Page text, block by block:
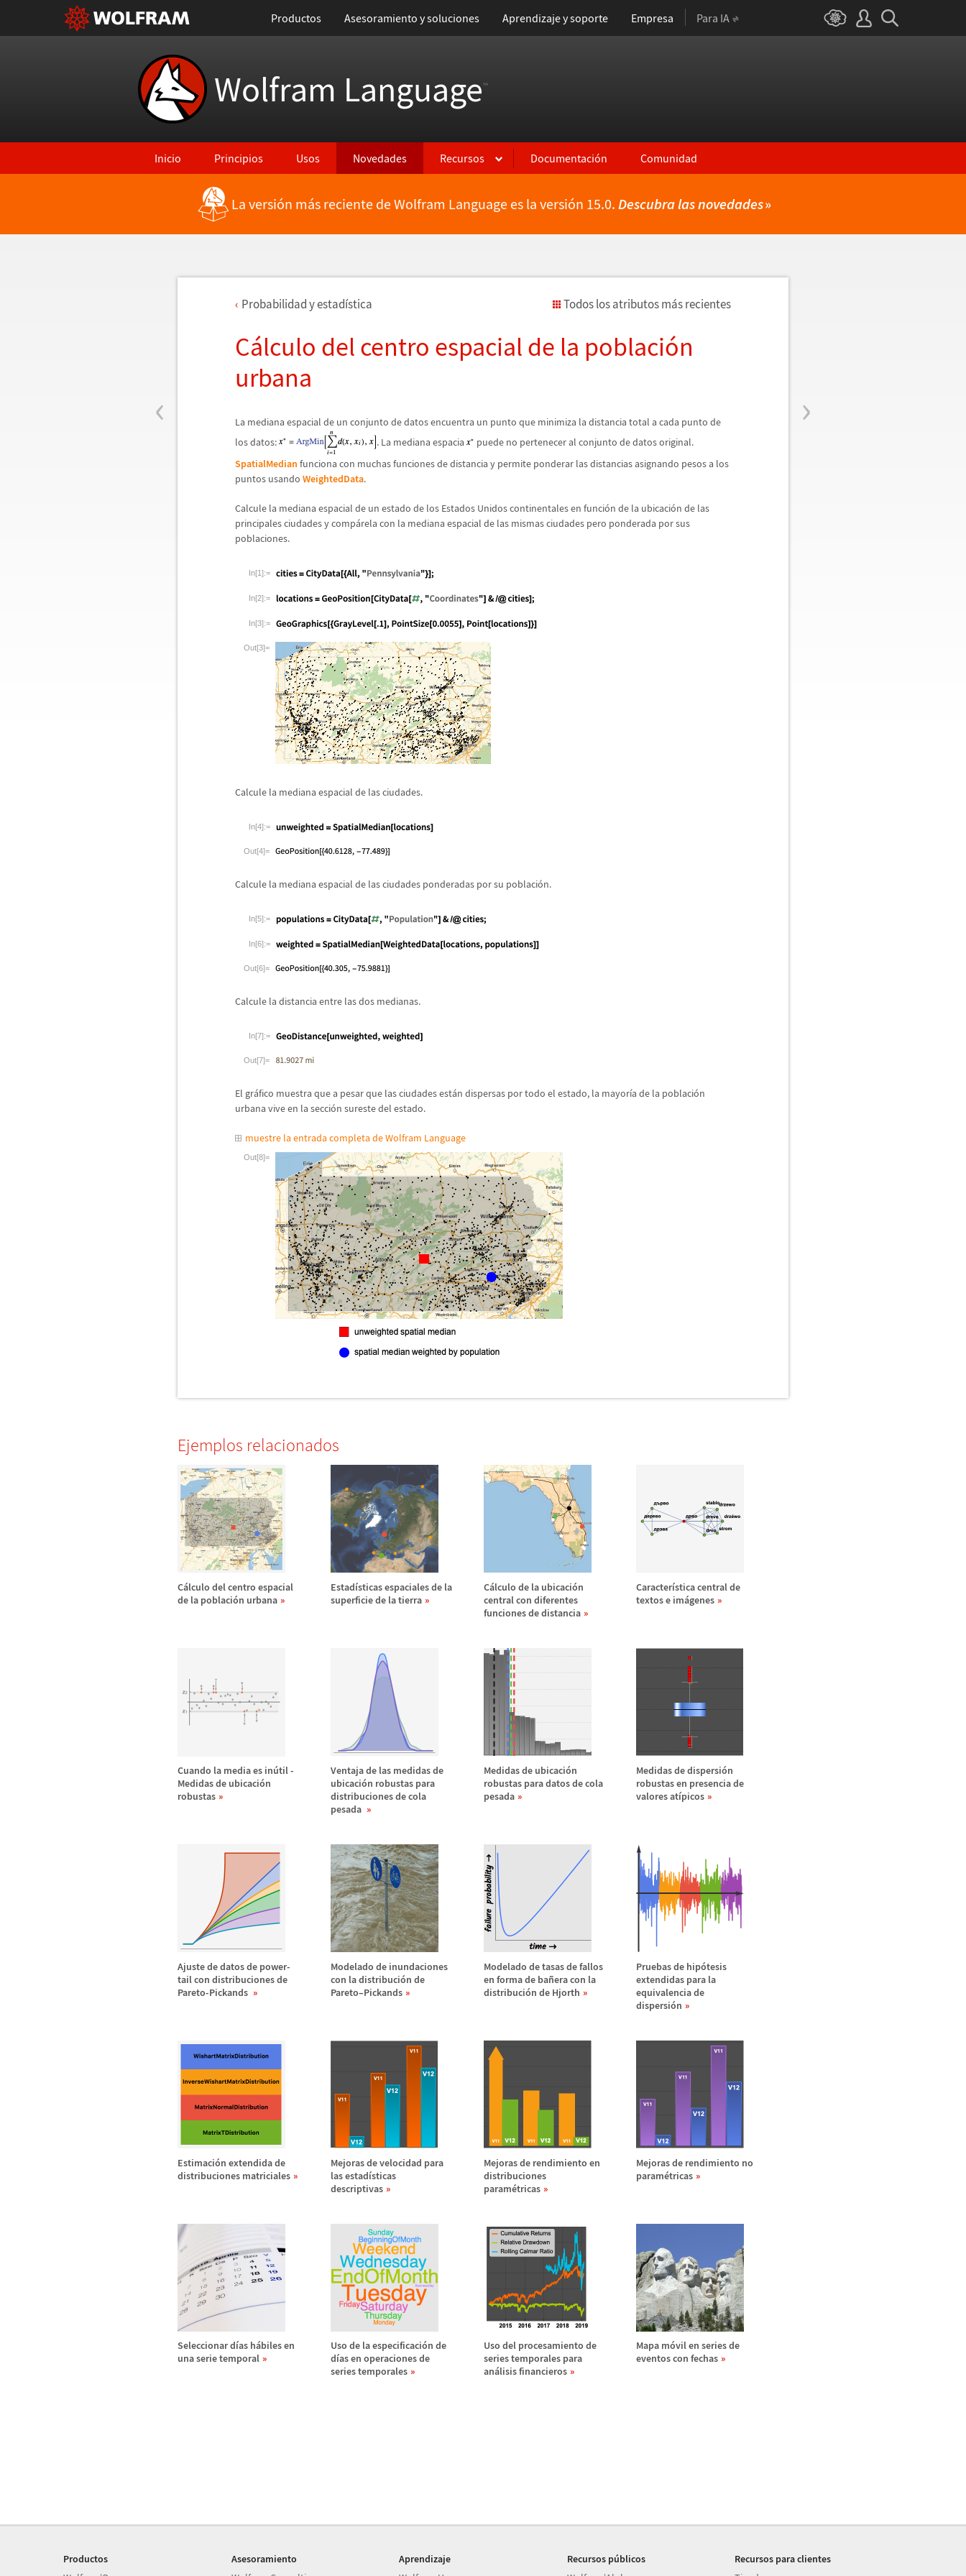
Productos Asesoramiento y soluciones Aprendizaje y soporte Empresa Para IA
Wolfram Language™
Inicio Principios Usos Novedades Recursos Documentación Comunidad
La versión más reciente de Wolfram Language es la versión 15.0. Descubra las novedades»
‹ ›
Probabilidad y estadística Todos los atributos más recientes
Cálculo del centro espacial de la población
urbana
La mediana espacial de un conjunto de datos encuentra un punto que minimiza la distancia total a cada punto de
los datos:
. La mediana espacia
puede no pertenecer al conjunto de datos original.
SpatialMedian funciona con muchas funciones de distancia y permite ponderar las distancias asignando pesos a los
puntos usando WeightedData.
Calcule la mediana espacial de un estado de los Estados Unidos continentales en función de la ubicación de las
principales ciudades y compárela con la mediana espacial de las mismas ciudades pero ponderada por sus
poblaciones.
In[1]:=
In[2]:=
In[3]:=
Out[3]=
Calcule la mediana espacial de las ciudades.
In[4]:=
Out[4]=
Calcule la mediana espacial de las ciudades ponderadas por su población.
In[5]:=
In[6]:=
Out[6]=
Calcule la distancia entre las dos medianas.
In[7]:=
Out[7]=
El gráfico muestra que a pesar que las ciudades están dispersas por todo el estado, la mayoría de la población
urbana vive en la sección sureste del estado.
muestre la entrada completa de Wolfram Language
Out[8]=
Ejemplos relacionados
Cálculo del centro espacial
de la población urbana
Estadísticas espaciales de la
superficie de la tierra
Cálculo de la ubicación
central con diferentes
funciones de distancia
Característica central de
textos e imágenes
Cuando la media es inútil -
Medidas de ubicación
robustas
Ventaja de las medidas de
ubicación robustas para
distribuciones de cola
pesada
Medidas de ubicación
robustas para datos de cola
pesada
Medidas de dispersión
robustas en presencia de
valores atípicos
Ajuste de datos de power-
tail con distribuciones de
Pareto-Pickands
Modelado de inundaciones
con la distribución de
Pareto–Pickands
Modelado de tasas de fallos
en forma de bañera con la
distribución de Hjorth
Pruebas de hipótesis
extendidas para la
equivalencia de
dispersión
Estimación extendida de
distribuciones matriciales
Mejoras de velocidad para
las estadísticas
descriptivas
Mejoras de rendimiento en
distribuciones
paramétricas
Mejoras de rendimiento no
paramétricas
Seleccionar días hábiles en
una serie temporal
Uso de la especificación de
días en operaciones de
series temporales
Uso del procesamiento de
series temporales para
análisis financieros
Mapa móvil en series de
eventos con fechas
Productos
Asesoramiento
Aprendizaje
Recursos públicos
Recursos para clientes